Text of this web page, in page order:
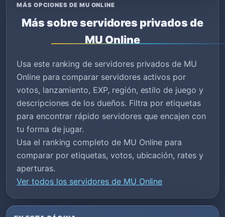
MÁS OPCIONES DE MU ONLINE
Más sobre servidores privados de
MU Online
Usa este ranking de servidores privados de MU
Online para comparar servidores activos por
votos, lanzamiento, EXP, región, estilo de juego y
descripciones de los dueños. Filtra por etiquetas
para encontrar rápido servidores que encajen con
tu forma de jugar.
Usa el ranking completo de MU Online para
comparar por etiquetas, votos, ubicación, rates y
aperturas.
Ver todos los servidores de MU Online